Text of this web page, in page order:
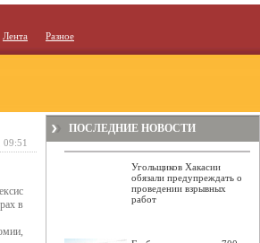
Лента Разное
в
09:51
ПОСЛЕДНИЕ НОВОСТИ
Угольщиков Хакасии
обязали предупреждать о
проведении взрывных
работ